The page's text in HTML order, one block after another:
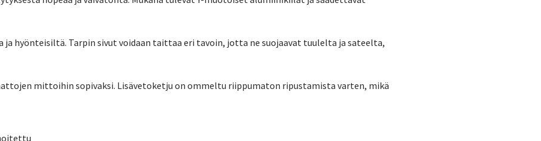
ja hyönteisiltä. Tarpin sivut voidaan taittaa eri tavoin, jotta ne suojaavat tuulelta ja sateelta,
mittoihin sopivaksi. Lisävetoketju on ommeltu riippumaton ripustamista varten, mikä